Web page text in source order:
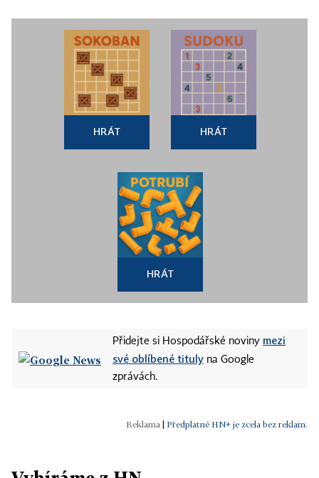
HRÁT HRÁT
HRÁT
Přidejte si Hospodářské noviny mezi
své oblíbené tituly na Google
zprávách.
Předplatné HN+ je zcela bez reklam.